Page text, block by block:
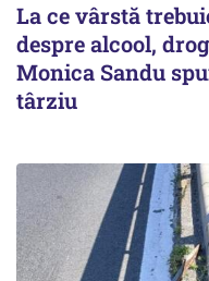
La ce vârstă
despre alcool,
Monica Sandu
târziu